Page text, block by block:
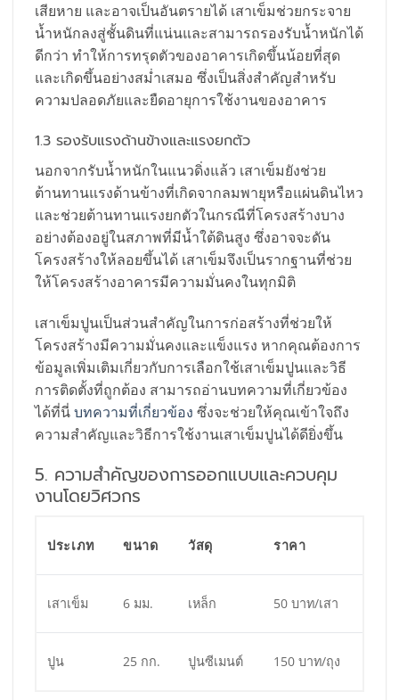
เสียหาย และอาจเป็นอันตรายได้ เสาเข็มช่วยกระจาย
น้ำหนักลงสู่ชั้นดินที่แน่นและสามารถรองรับน้ำหนักได้
ดีกว่า ทำให้การทรุดตัวของอาคารเกิดขึ้นน้อยที่สุด
และเกิดขึ้นอย่างสม่ำเสมอ ซึ่งเป็นสิ่งสำคัญสำหรับ
ความปลอดภัยและยืดอายุการใช้งานของอาคาร
1.3 รองรับแรงด้านข้างและแรงยกตัว
นอกจากรับน้ำหนักในแนวดิ่งแล้ว เสาเข็มยังช่วย
ต้านทานแรงด้านข้างที่เกิดจากลมพายุหรือแผ่นดินไหว
และช่วยต้านทานแรงยกตัวในกรณีที่โครงสร้างบาง
อย่างต้องอยู่ในสภาพที่มีน้ำใต้ดินสูง ซึ่งอาจจะดัน
โครงสร้างให้ลอยขึ้นได้ เสาเข็มจึงเป็นรากฐานที่ช่วย
ให้โครงสร้างอาคารมีความมั่นคงในทุกมิติ
เสาเข็มปูนเป็นส่วนสำคัญในการก่อสร้างที่ช่วยให้
โครงสร้างมีความมั่นคงและแข็งแรง หากคุณต้องการ
ข้อมูลเพิ่มเติมเกี่ยวกับการเลือกใช้เสาเข็มปูนและวิธี
การติดตั้งที่ถูกต้อง สามารถอ่านบทความที่เกี่ยวข้อง
ได้ที่นี่บทความที่เกี่ยวข้อง ซึ่งจะช่วยให้คุณเข้าใจถึง
ความสำคัญและวิธีการใช้งานเสาเข็มปูนได้ดียิ่งขึ้น
5. ความสำคัญของการออกแบบและควบคุม
งานโดยวิศวกร
ประเภท ขนาด วัสดุ ราคา
เสาเข็ม 6 มม. เหล็ก 50 บาท/เสา
ปูน 25 กก. ปูนซีเมนต์ 150 บาท/ถุง